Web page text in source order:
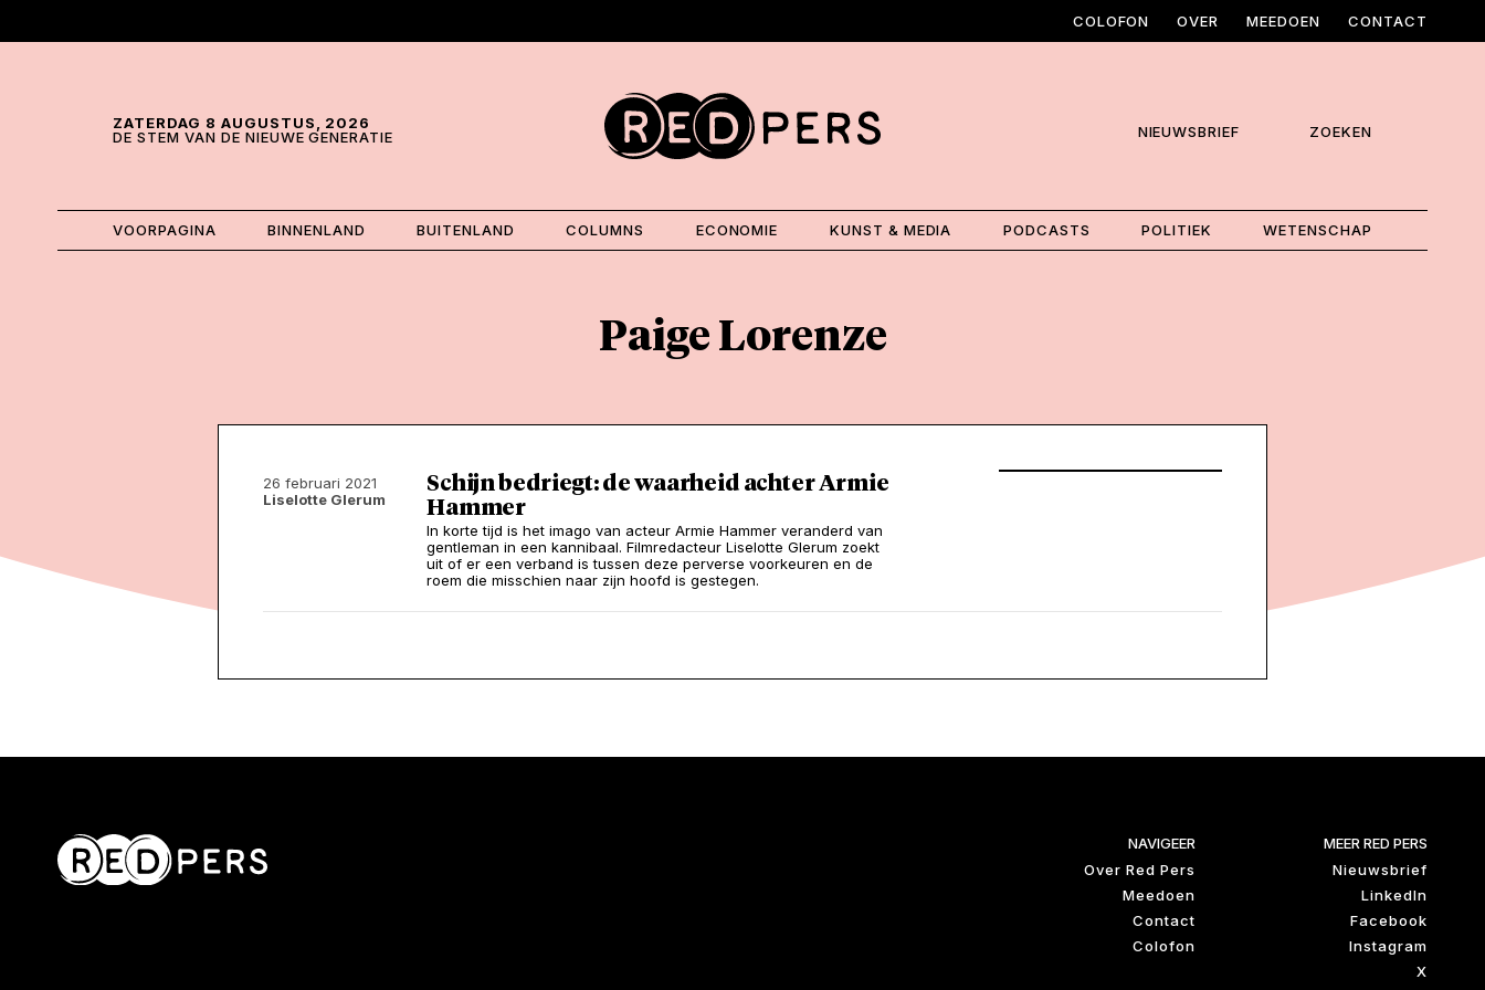
COLOFON OVER MEEDOEN CONTACT
ZATERDAG 8 AUGUSTUS, 2026
DE STEM VAN DE NIEUWE GENERATIE
NIEUWSBRIEF ZOEKEN
VOORPAGINA BINNENLAND BUITENLAND COLUMNS ECONOMIE KUNST & MEDIA PODCASTS POLITIEK WETENSCHAP
Paige Lorenze
26 februari 2021
Liselotte Glerum
Schijn bedriegt: de waarheid achter Armie
Hammer
In korte tijd is het imago van acteur Armie Hammer veranderd van
gentleman in een kannibaal. Filmredacteur Liselotte Glerum zoekt
uit of er een verband is tussen deze perverse voorkeuren en de
roem die misschien naar zijn hoofd is gestegen.
NAVIGEER
Over Red Pers
Meedoen
Contact
Colofon
MEER RED PERS
Nieuwsbrief
LinkedIn
Facebook
Instagram
X